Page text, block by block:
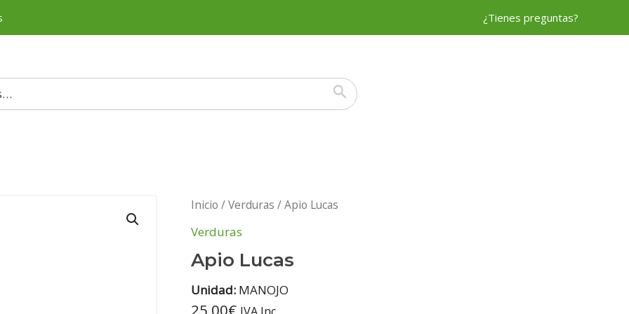
¿Tienes preguntas?
Inicio /Verduras / Apio Lucas
Verduras
Apio Lucas
Unidad: MANOJO
25,00€